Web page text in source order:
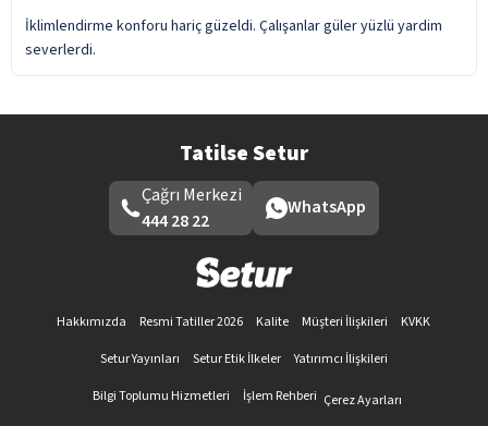
İklimlendirme konforu hariç güzeldi. Çalışanlar güler yüzlü yardim
severlerdi.
Tatilse Setur
Çağrı Merkezi
444 28 22
WhatsApp
Hakkımızda Resmi Tatiller 2026 Kalite Müşteri İlişkileri
KVKK
Setur Yayınları
Setur Etik İlkeler
Yatırımcı İlişkileri
Bilgi Toplumu Hizmetleri
İşlem Rehberi Çerez Ayarları